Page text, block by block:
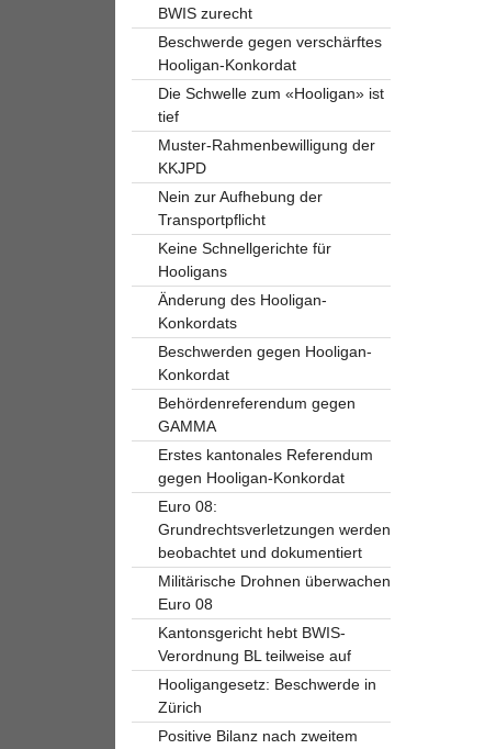
BWIS zurecht
Beschwerde gegen verschärftes
Hooligan-Konkordat
Die Schwelle zum «Hooligan» ist
tief
Muster-Rahmenbewilligung der
KKJPD
Nein zur Aufhebung der
Transportpflicht
Keine Schnellgerichte für
Hooligans
Änderung des Hooligan-
Konkordats
Beschwerden gegen Hooligan-
Konkordat
Behördenreferendum gegen
GAMMA
Erstes kantonales Referendum
gegen Hooligan-Konkordat
Euro 08:
Grundrechtsverletzungen werden
beobachtet und dokumentiert
Militärische Drohnen überwachen
Euro 08
Kantonsgericht hebt BWIS-
Verordnung BL teilweise auf
Hooligangesetz: Beschwerde in
Zürich
Positive Bilanz nach zweitem